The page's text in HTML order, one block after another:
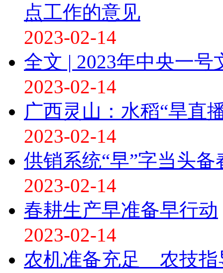
点工作的意见
2023-02-14
全文 | 2023年中央一号
2023-02-14
广西灵山：水稻“旱直
2023-02-14
供销系统“早”字当头备
2023-02-14
春耕生产早准备早行动
2023-02-14
农机准备充足 农技指